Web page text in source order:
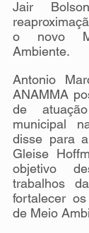
Jair
o novo
Ambiente.
Antonio
ANAMMA
de
municipal
disse para
Gleise
objetivo
trabalhos
fortalecer
de Meio